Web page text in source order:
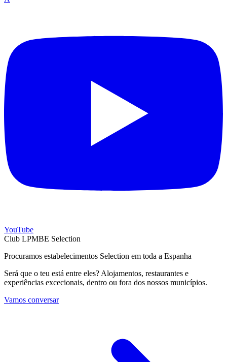
YouTube
Club LPMBE Selection
Procuramos estabelecimentos Selection em toda a Espanha
Será que o teu está entre eles? Alojamentos, restaurantes e
experiências excecionais, dentro ou fora dos nossos municípios.
Vamos conversar